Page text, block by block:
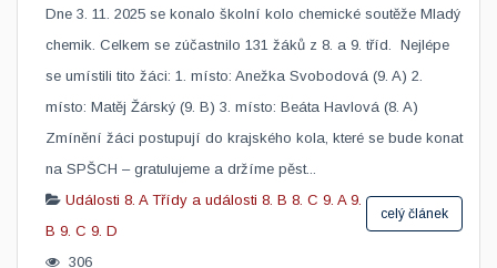
Dne 3. 11. 2025 se konalo školní kolo chemické soutěže Mladý
chemik. Celkem se zúčastnilo 131 žáků z 8. a 9. tříd. Nejlépe
se umístili tito žáci: 1. místo: Anežka Svobodová (9. A) 2.
místo: Matěj Žárský (9. B) 3. místo: Beáta Havlová (8. A)
Zmínění žáci postupují do krajského kola, které se bude konat
na SPŠCH – gratulujeme a držíme pěst...
celý článek
Události 8. A Třídy a události 8. B 8. C 9. A 9.
B 9. C 9. D
306